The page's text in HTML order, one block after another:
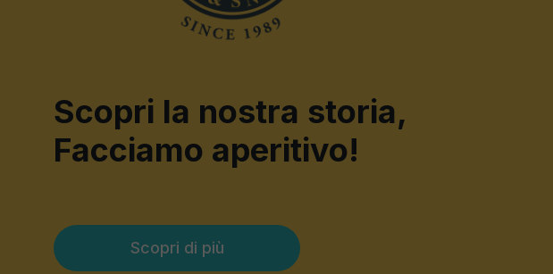
Scopri la nostra storia,
Facciamo aperitivo!
Scopri di più